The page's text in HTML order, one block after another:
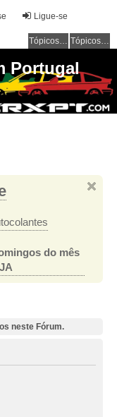
Ligue-se
Tópicos sem resposta Tópicos ativos
Portugal
do mês
neste Fórum.